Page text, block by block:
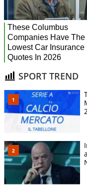
SPORT TREND